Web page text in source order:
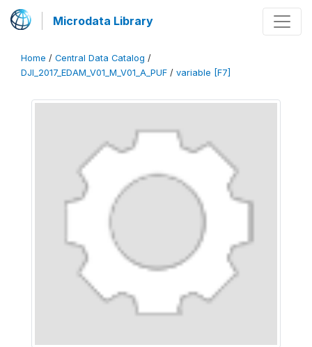
Microdata Library
Home / Central Data Catalog /
DJI_2017_EDAM_V01_M_V01_A_PUF / variable [F7]